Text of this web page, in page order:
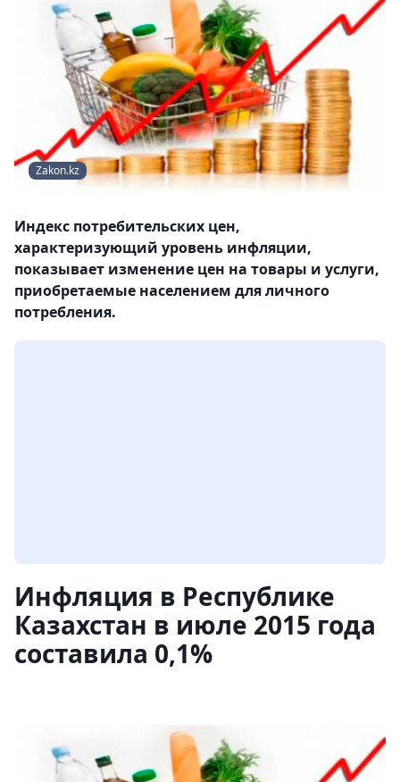
Zakon.kz
Индекс потребительских цен,
характеризующий уровень инфляции,
показывает изменение цен на товары и услуги,
приобретаемые населением для личного
потребления.
Инфляция в Республике
Казахстан в июле 2015 года
составила 0,1%